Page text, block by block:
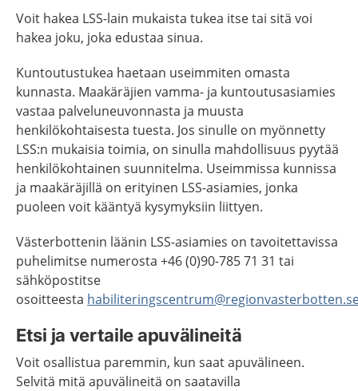
Voit hakea LSS-lain mukaista tukea itse tai sitä voi
hakea joku, joka edustaa sinua.
Kuntoutustukea haetaan useimmiten omasta
kunnasta. Maakäräjien vamma- ja kuntoutusasiamies
vastaa palveluneuvonnasta ja muusta
henkilökohtaisesta tuesta. Jos sinulle on myönnetty
LSS:n mukaisia toimia, on sinulla mahdollisuus pyytää
henkilökohtainen suunnitelma. Useimmissa kunnissa
ja maakäräjillä on erityinen LSS-asiamies, jonka
puoleen voit kääntyä kysymyksiin liittyen.
Västerbottenin läänin LSS-asiamies on tavoitettavissa
puhelimitse numerosta +46 (0)90-785 71 31 tai
sähköpostitse
osoitteesta
Etsi ja vertaile apuvälineitä
Voit osallistua paremmin, kun saat apuvälineen.
Selvitä mitä apuvälineitä on saatavilla